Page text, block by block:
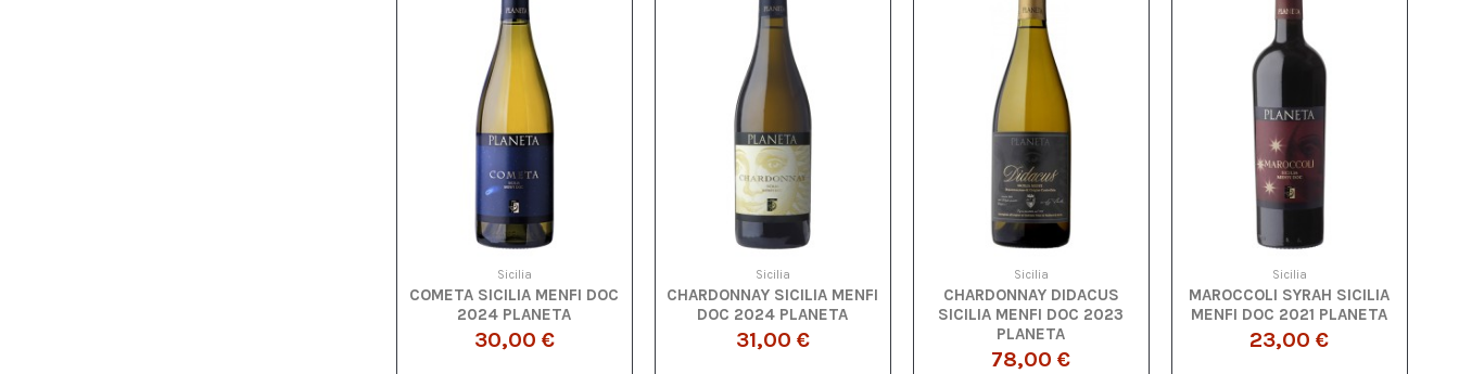
Sicilia
COMETA SICILIA MENFI DOC
2024 PLANETA
30,00 €
Sicilia
CHARDONNAY SICILIA MENFI
DOC 2024 PLANETA
31,00 €
Sicilia
CHARDONNAY DIDACUS
SICILIA MENFI DOC 2023
PLANETA
78,00 €
Sicilia
MAROCCOLI SYRAH SICILIA
MENFI DOC 2021 PLANETA
23,00 €